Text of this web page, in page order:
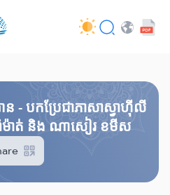
ឌ្ឍន៍ - API
ន - បកប្រែជាភាសាស្វាហ៊ីលី
ាត់ និង ណាសៀរ ខមីស